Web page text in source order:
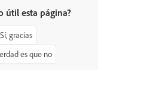
útil esta página?
Sí, gracias
es que no